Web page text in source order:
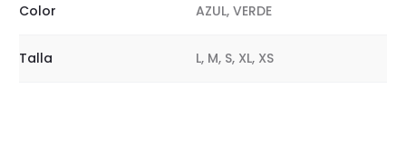
Color AZUL, VERDE
Talla L, M, S, XL, XS